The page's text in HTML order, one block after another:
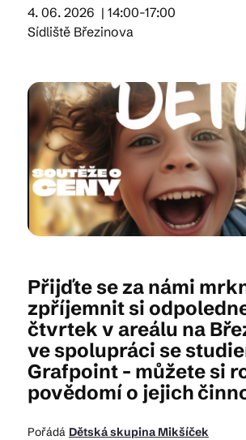
Suvenýry
Praktické info
Kam vyrazit
CS EN DE
© 2026 Brána Jihlavy
4. 06. 2026 | 14:00-17:00
Sídliště Březinova
Přijďte se za námi
zpříjemnit si
čtvrtek v areálu na
ve spolupráci se
Grafpoint - můžete si
povědomí o jejich
Pořádá Dětská skupina Mikšíček